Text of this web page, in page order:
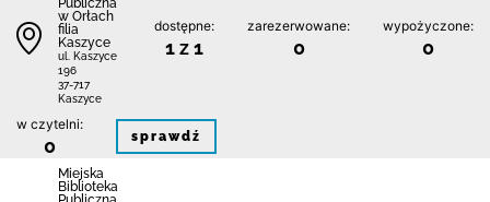
Publiczna
w Orłach
filia
Kaszyce
ul. Kaszyce
196
37-717
Kaszyce
dostępne:
1 z 1
zarezerwowane:
0
wypożyczone:
0
w czytelni:
0 sprawdź
Miejska
Biblioteka